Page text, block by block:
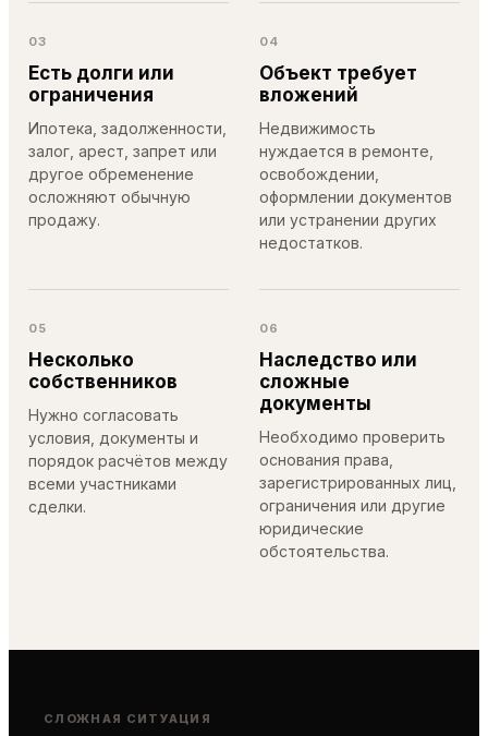
03
Есть долги или
ограничения
Ипотека, задолженности,
залог, арест, запрет или
другое обременение
осложняют обычную
продажу.
04
Объект требует
вложений
Недвижимость
нуждается в ремонте,
освобождении,
оформлении документов
или устранении других
недостатков.
05
Несколько
собственников
Нужно согласовать
условия, документы и
порядок расчётов между
всеми участниками
сделки.
06
Наследство или
сложные
документы
Необходимо проверить
основания права,
зарегистрированных лиц,
ограничения или другие
юридические
обстоятельства.
СЛОЖНАЯ СИТУАЦИЯ